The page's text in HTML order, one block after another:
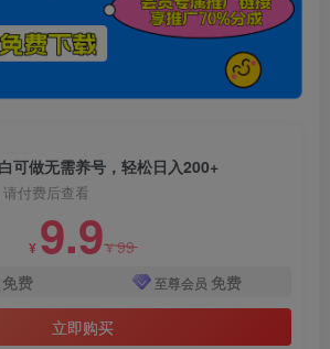
可做无需养号，轻松日入200+
付费后查看
¥ 9.9¥99
免费 至尊会员 免费
立即购买